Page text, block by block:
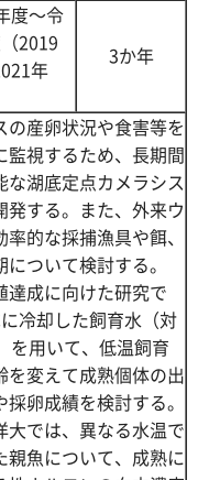
度～令
2019
年
3か年
の産卵状況や食害等を
監視するため、長期間
な湖底定点カメラシス
発する。また、外来ウ
率的な採捕漁具や餌、
ついて検討する。
達成に向けた研究で
冷却した飼育水（対
用いて、低温飼育
を変えて成熟個体の出
卵成績を検討する。
大では、異なる水温で
親魚について、成熟に